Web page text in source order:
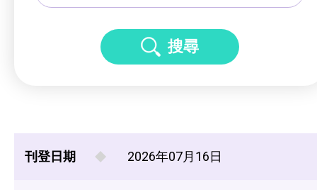
搜尋
刊登日期 2026年07月16日